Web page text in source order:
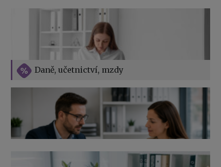
Daně, učetnictví, mzdy
Vše o překážkách v práci na straně zaměstnavatele
Výpověď ze zdravotních důvodů 2026 – průvodce pro
zaměstnavatele